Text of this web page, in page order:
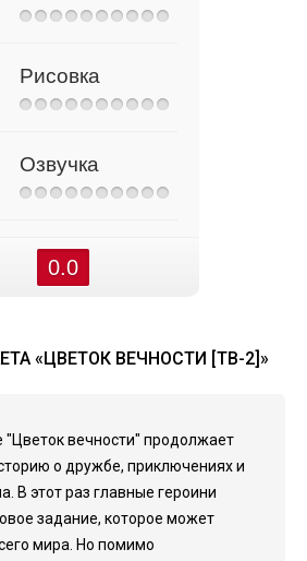
Рисовка
Озвучка
0.0
«ЦВЕТОК ВЕЧНОСТИ [ТВ-2]»
"Цветок вечности" продолжает
о дружбе, приключениях и
В этот раз главные героини
задание, которое может
мира. Но помимо